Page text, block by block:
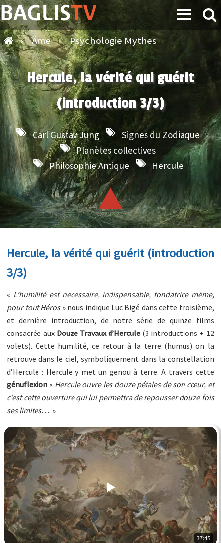
› Âme › Psychologie Mythes
Hercule, la vérité qui guérit
(introduction 3/3)
Carl Gustav Jung
Signes du Zodiaque
Planètes collectives
Philosophie Antique
Hercule
Hercule, la vérité qui guérit (introduction
3/3)
« L’humilité est nécessaire, indispensable, fondatrice même,
pour tout Héros» nous indique Luc Bigé dans cette troisième,
et dernière introduction, de notre série de quinze films
consacrée aux Douze Travaux d’Hercule (3 introductions + 12
volets). Cette humilité, ce retour à la terre (humus) on la
retrouve dans le ciel, symboliquement dans la constellation
d’Hercule : Hercule y met un genou à terre. A travers cette
génuflexion « Hercule ouvre les douze pétales de son cœur, et
c’est cette ouverture qui lui permettra de repousser douze fois
ses limites…. »
37:45